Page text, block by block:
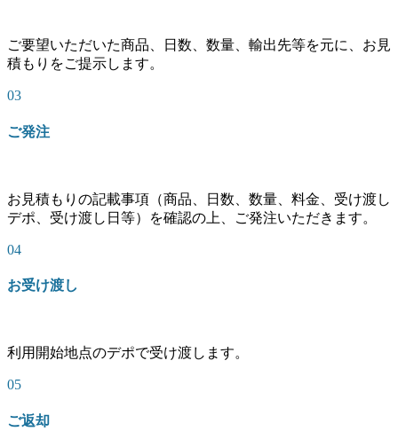
ご要望いただいた商品、日数、数量、輸出先等を元に、お見
積もりをご提示します。
03
ご発注
お見積もりの記載事項（商品、日数、数量、料金、受け渡し
デポ、受け渡し日等）を確認の上、ご発注いただきます。
04
お受け渡し
利用開始地点のデポで受け渡します。
05
ご返却